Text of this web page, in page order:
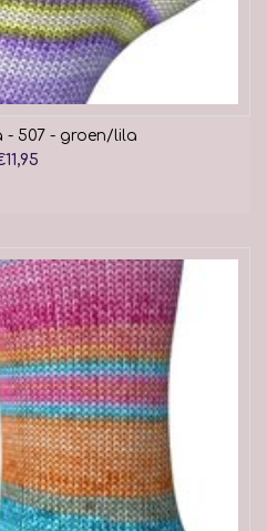
- 507 - groen/lila